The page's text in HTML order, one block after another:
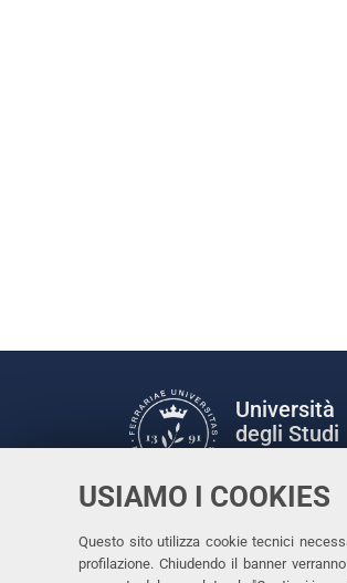
USIAMO I COOKIES
Questo sito utilizza cookie tecnici
profilazione. Chiudendo il banner
Università
degli Studi
Facebook
Linkedin